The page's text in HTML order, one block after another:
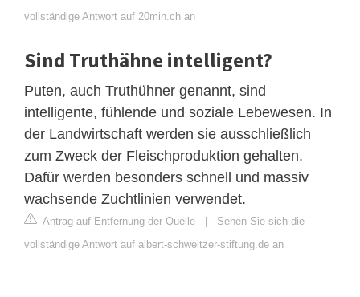
vollständige Antwort auf 20min.ch an
Sind Truthähne intelligent?
Puten, auch Truthühner genannt, sind
intelligente, fühlende und soziale Lebewesen. In
der Landwirtschaft werden sie ausschließlich
zum Zweck der Fleischproduktion gehalten.
Dafür werden besonders schnell und massiv
wachsende Zuchtlinien verwendet.
Antrag auf Entfernung der Quelle | Sehen Sie sich die
vollständige Antwort auf albert-schweitzer-stiftung.de an